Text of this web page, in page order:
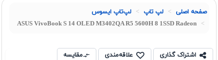
صفحه اصلی لپ تاپ لپ‌تاپ ایسوس
ASUS VivoBook S 14 OLED M3402QA R5 5600H 8 1SSD Radeon
اشتراک گذاری علاقه‌مندی مقایسه